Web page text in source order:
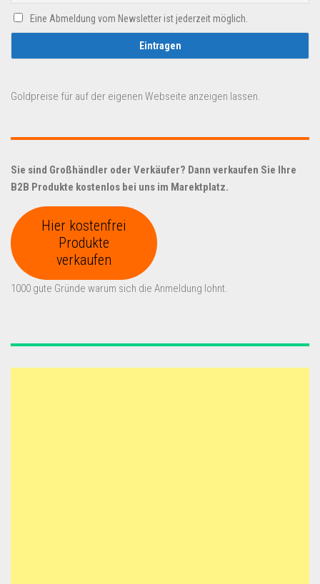
Eine Abmeldung vom Newsletter ist jederzeit möglich.
Goldpreise für auf der eigenen Webseite anzeigen lassen.
Sie sind Großhändler oder Verkäufer? Dann verkaufen Sie Ihre
B2B Produkte kostenlos bei uns im Marektplatz.
Hier kostenfrei
Produkte
verkaufen
1000 gute Gründe warum sich die Anmeldung lohnt.